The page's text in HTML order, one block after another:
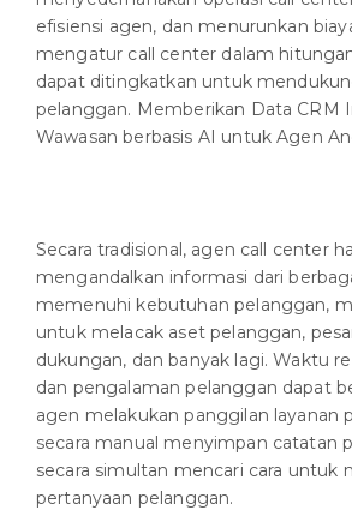
efisiensi agen, dan menurunkan
mengatur call center dalam
dapat ditingkatkan untuk
pelanggan. Memberikan Data CRM
Wawasan berbasis AI untuk Agen
Secara tradisional, agen call center
mengandalkan informasi dari
memenuhi kebutuhan pelanggan,
untuk melacak aset pelanggan,
dukungan, dan banyak lagi. Waktu
dan pengalaman pelanggan dapat
agen melakukan panggilan layanan
secara manual menyimpan catatan
secara simultan mencari cara untuk
pertanyaan pelanggan.